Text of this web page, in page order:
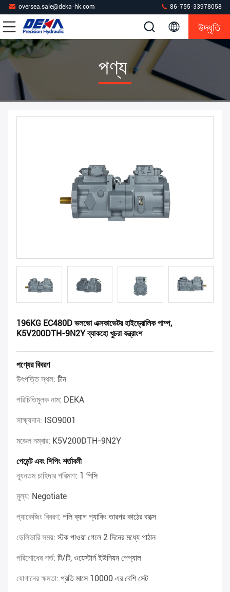
oversea.sale@deka-hk.com 86-755-33978058
উদ্ধৃতি
পণ্য
196KG EC480D ভলভো এক্সকাভেটর হাইড্রোলিক পাম্প,
K5V200DTH-9N2Y ব্যাকহো খুচরা যন্ত্রাংশ
পণ্যের বিবরণ
উৎপত্তি স্থল: চীন
পরিচিতিমুলক নাম: DEKA
সাক্ষ্যদান: ISO9001
মডেল নম্বার: K5V200DTH-9N2Y
পেমেন্ট এবং শিপিং শর্তাবলী
ন্যূনতম চাহিদার পরিমাণ: 1 পিসি
মূল্য: Negotiate
প্যাকেজিং বিবরণ: পলি ব্যাগ প্যাকিং তারপর কাঠের বাক্সে
ডেলিভারি সময়:স্টক পাওয়া গেলে 2 দিনের মধ্যে পাঠান
পরিশোধের শর্ত: টি/টি, ওয়েস্টার্ন ইউনিয়ন পেপ্যাল
যোগানের ক্ষমতা: প্রতি মাসে 10000 এর বেশি সেট